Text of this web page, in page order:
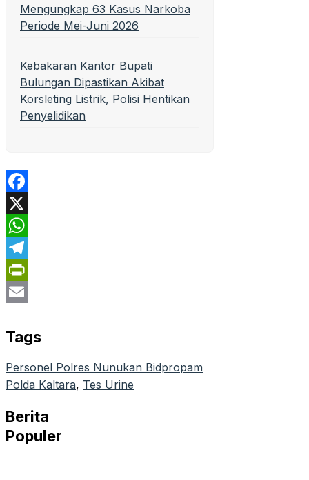
Mengungkap 63 Kasus Narkoba
Periode Mei-Juni 2026
Kebakaran Kantor Bupati
Bulungan Dipastikan Akibat
Korsleting Listrik, Polisi Hentikan
Penyelidikan
Facebook
X
WhatsApp
Telegram
PrintFriendly
Tags
Personel Polres Nunukan Bidpropam
Polda Kaltara, Tes Urine
Berita
Populer